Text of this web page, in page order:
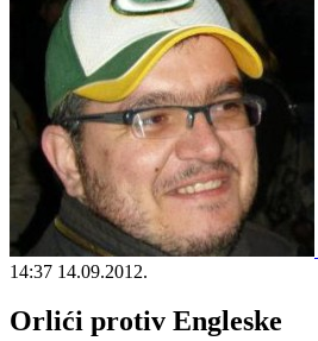
14:37 14.09.2012.
Orlići protiv Engleske